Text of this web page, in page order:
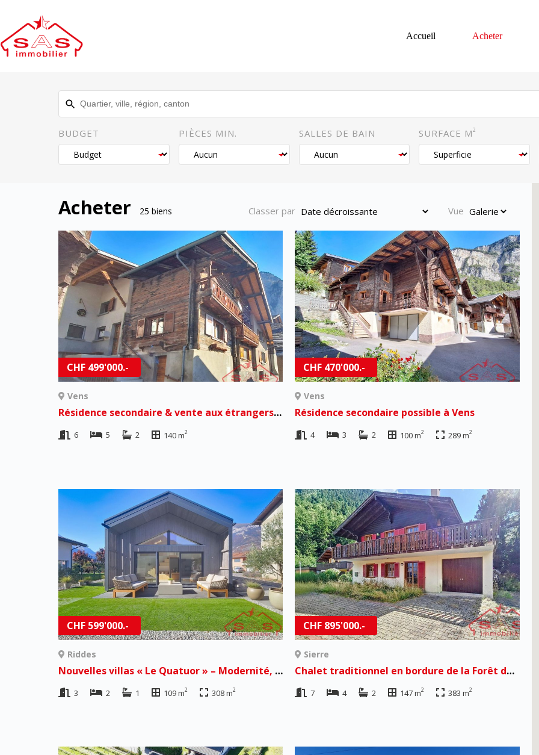
contenu
Accueil
Acheter
BUDGET PIÈCES MIN. SALLES DE BAIN SURFACE M2
Acheter 25 biens Classer par Vue
CHF 499'000.-
Vens
Résidence secondaire & vente aux étrangers autorisées ! à Vens
6 5 2 140 m2
CHF 470'000.-
Vens
Résidence secondaire possible à Vens
4 3 2 100 m2 289 m2
CHF 599'000.-
Riddes
Nouvelles villas « Le Quatuor » – Modernité, performance et douceur de vivre à Riddes
3 2 1 109 m2 308 m2
CHF 895'000.-
Sierre
Chalet traditionnel en bordure de la Forêt de Finges à Sierre
7 4 2 147 m2 383 m2